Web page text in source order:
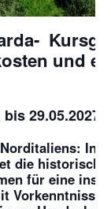
und
bis 29.05.2027
die
für eine